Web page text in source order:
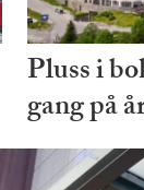
Pluss i
gang på